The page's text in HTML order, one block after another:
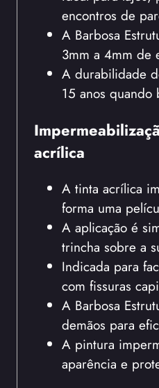
encontros de
A Barbosa
3mm a 4mm de
A durabilidade
15 anos quando
acrílica
A tinta acrílica
forma uma
A aplicação é
trincha sobre a
Indicada para
com fissuras
A Barbosa
demãos para
A pintura
aparência e